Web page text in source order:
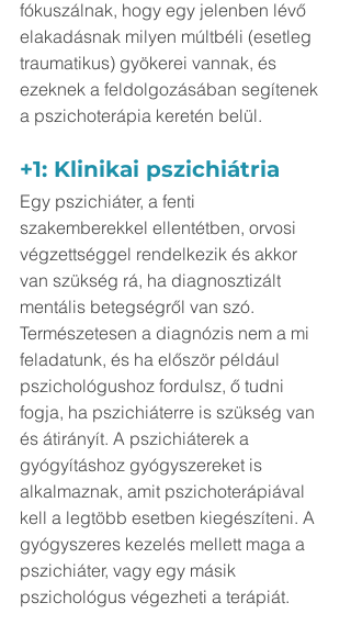
fókuszálnak, hogy egy jelenben lévő
elakadásnak milyen múltbéli (esetleg
traumatikus) gyökerei vannak, és
ezeknek a feldolgozásában segítenek
a pszichoterápia keretén belül.
+1: Klinikai pszichiátria
Egy pszichiáter, a fenti
szakemberekkel ellentétben, orvosi
végzettséggel rendelkezik és akkor
van szükség rá, ha diagnosztizált
mentális betegségről van szó.
Természetesen a diagnózis nem a mi
feladatunk, és ha először például
pszichológushoz fordulsz, ő tudni
fogja, ha pszichiáterre is szükség van
és átirányít. A pszichiáterek a
gyógyításhoz gyógyszereket is
alkalmaznak, amit pszichoterápiával
kell a legtöbb esetben kiegészíteni. A
gyógyszeres kezelés mellett maga a
pszichiáter, vagy egy másik
pszichológus végezheti a terápiát.